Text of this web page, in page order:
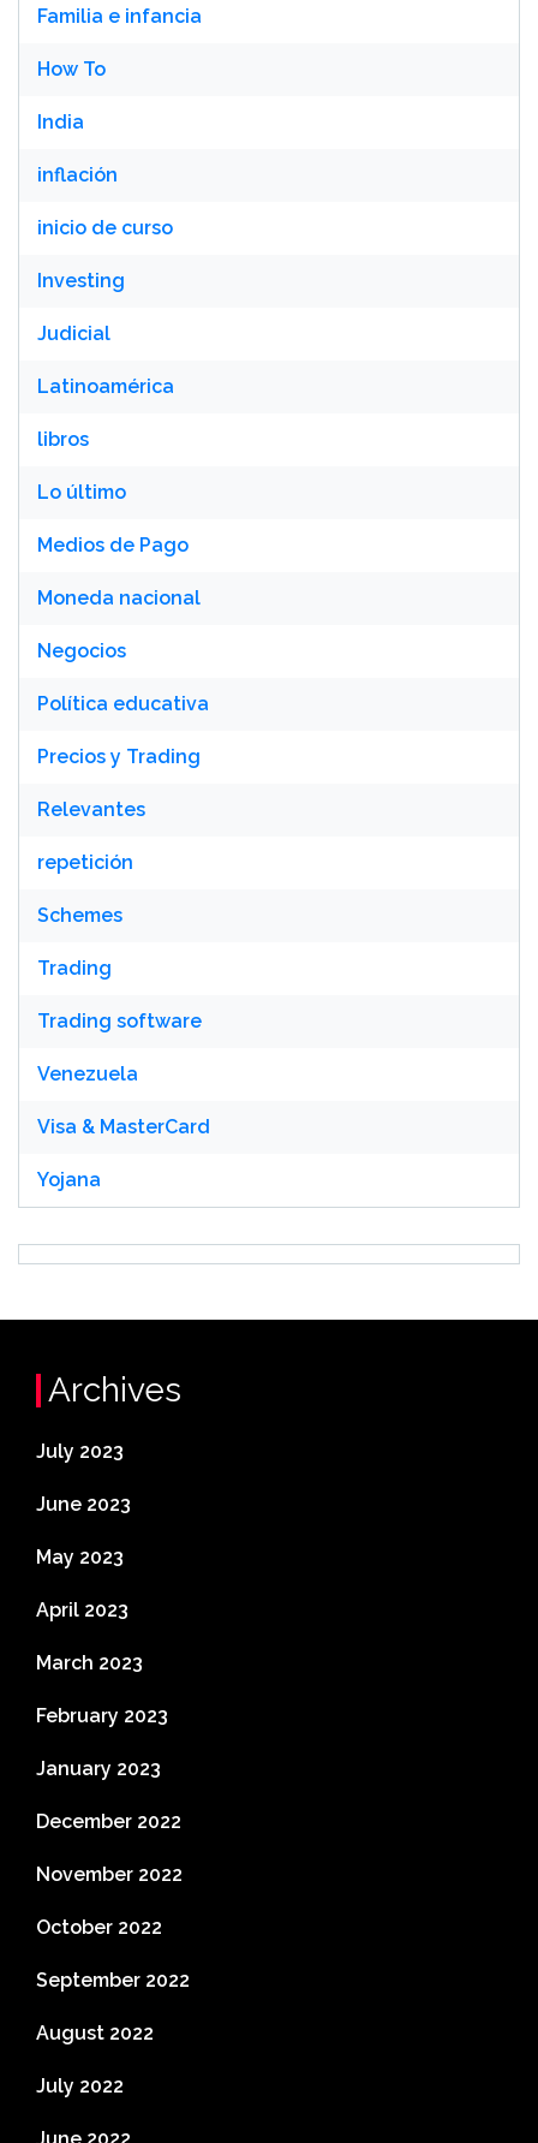
Familia e infancia
How To
India
inflación
inicio de curso
Investing
Judicial
Latinoamérica
libros
Lo último
Medios de Pago
Moneda nacional
Negocios
Política educativa
Precios y Trading
Relevantes
repetición
Schemes
Trading
Trading software
Venezuela
Visa & MasterCard
Yojana
Archives
July 2023
June 2023
May 2023
April 2023
March 2023
February 2023
January 2023
December 2022
November 2022
October 2022
September 2022
August 2022
July 2022